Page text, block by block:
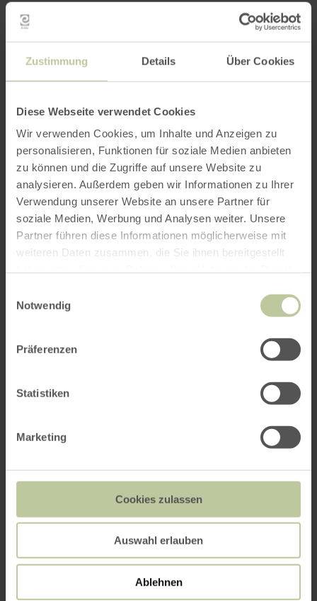
Zustimmung Details Über Cookies
Diese Webseite verwendet Cookies
Wir verwenden Cookies, um Inhalte und Anzeigen zu
personalisieren, Funktionen für soziale Medien anbieten
zu können und die Zugriffe auf unsere Website zu
analysieren. Außerdem geben wir Informationen zu Ihrer
Verwendung unserer Website an unsere Partner für
soziale Medien, Werbung und Analysen weiter. Unsere
Partner führen diese Informationen möglicherweise mit
weiteren Daten zusammen, die Sie ihnen bereitgestellt
Notwendig
Präferenzen
Statistiken
Marketing
Cookies zulassen
Auswahl erlauben
Ablehnen